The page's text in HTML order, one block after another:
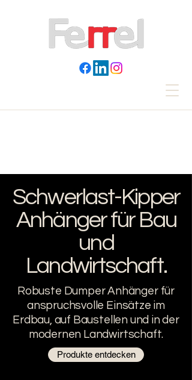
Schwerlast-Kipper
Anhänger für Bau
und
Landwirtschaft.
Robuste Dumper Anhänger für
anspruchsvolle Einsätze im
Erdbau, auf Baustellen und in der
modernen Landwirtschaft.
Produkte entdecken